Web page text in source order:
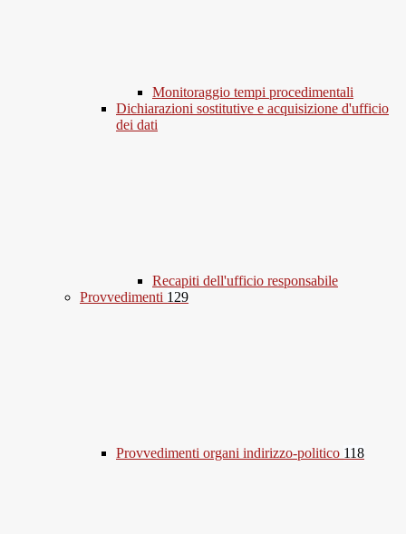
Monitoraggio tempi procedimentali
Dichiarazioni sostitutive e acquisizione d'ufficio
dei dati
Recapiti dell'ufficio responsabile
Provvedimenti 129
Provvedimenti organi indirizzo-politico 118